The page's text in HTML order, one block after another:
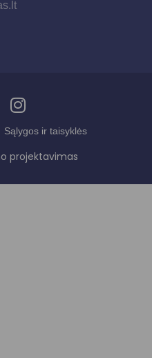
Sąlygos ir taisyklės
projektavimas